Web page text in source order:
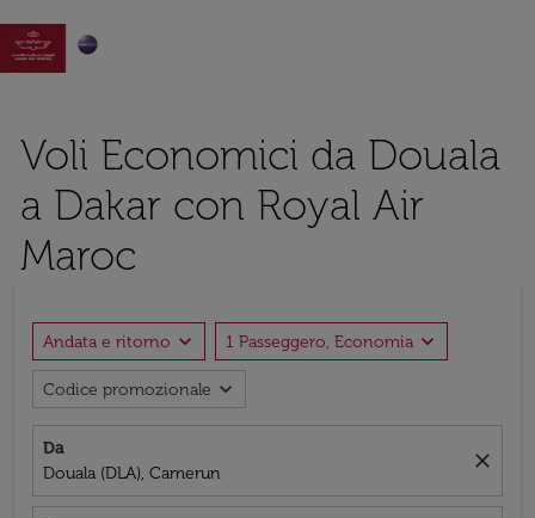

Voli Economici da Douala
a Dakar con Royal Air
Maroc
Andata e ritorno expand_more 1 Passeggero, Economia expand_more
Codice promozionale expand_more
Da
Douala (DLA), Camerun
close